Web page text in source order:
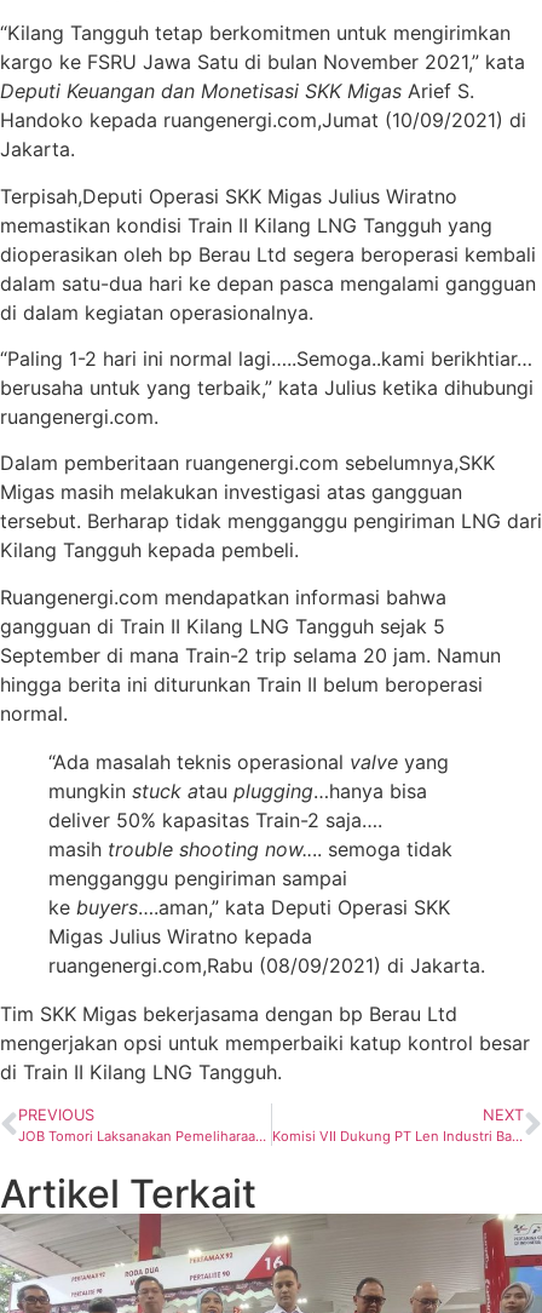
“Kilang Tangguh tetap berkomitmen untuk mengirimkan
kargo ke FSRU Jawa Satu di bulan November 2021,” kata
Deputi Keuangan dan Monetisasi SKK Migas Arief S.
Handoko kepada ruangenergi.com,Jumat (10/09/2021) di
Jakarta.
Terpisah,Deputi Operasi SKK Migas Julius Wiratno
memastikan kondisi Train II Kilang LNG Tangguh yang
dioperasikan oleh bp Berau Ltd segera beroperasi kembali
dalam satu-dua hari ke depan pasca mengalami gangguan
di dalam kegiatan operasionalnya.
“Paling 1-2 hari ini normal lagi…..Semoga..kami berikhtiar…
berusaha untuk yang terbaik,” kata Julius ketika dihubungi
ruangenergi.com.
Dalam pemberitaan ruangenergi.com sebelumnya,SKK
Migas masih melakukan investigasi atas gangguan
tersebut. Berharap tidak mengganggu pengiriman LNG dari
Kilang Tangguh kepada pembeli.
Ruangenergi.com mendapatkan informasi bahwa
gangguan di Train II Kilang LNG Tangguh sejak 5
September di mana Train-2 trip selama 20 jam. Namun
hingga berita ini diturunkan Train II belum beroperasi
normal.
“Ada masalah teknis operasional valve yang
mungkin stuck atau plugging…hanya bisa
deliver 50% kapasitas Train-2 saja….
masih trouble shooting now.... semoga tidak
mengganggu pengiriman sampai
ke buyers….aman,” kata Deputi Operasi SKK
Migas Julius Wiratno kepada
ruangenergi.com,Rabu (08/09/2021) di Jakarta.
Tim SKK Migas bekerjasama dengan bp Berau Ltd
mengerjakan opsi untuk memperbaiki katup kontrol besar
di Train II Kilang LNG Tangguh.
PREVIOUS
JOB Tomori Laksanakan Pemeliharaan Fasprod Lapgas Senoro
NEXT
Komisi VII Dukung PT Len Industri Bangun Industri Manufaktur Solar Cell dan Holding BUMN Indhan
Artikel Terkait